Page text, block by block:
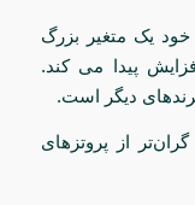
خود یک متغیر بزرگ
پیدا می کند.
برندهای دیگر است.
از پروتزهای